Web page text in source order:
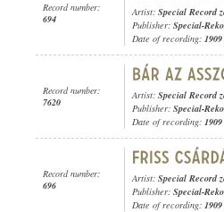
Record number:
694
Artist: Special Record
Publisher: Special-
Date of recording:
Record number:
7620
Artist: Special Record
Publisher: Special-
Date of recording:
Record number:
696
Artist: Special Record
Publisher: Special-
Date of recording: